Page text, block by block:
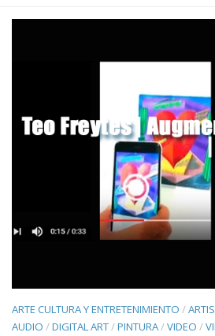
ARTE CULTURA Y ENTRETENIMIENTO /
AUDIO /DIGITAL ART/PINTURA/VIDEO /